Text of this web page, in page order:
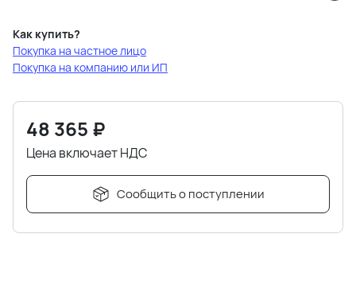
Как купить?
Покупка на частное лицо
Покупка на компанию или ИП
48 365 ₽
Цена включает НДС
Сообщить о поступлении